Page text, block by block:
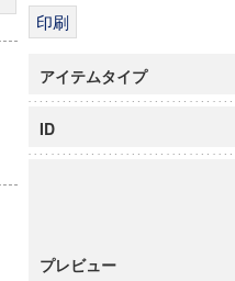
アイテムタイプ
ID
プレビュー